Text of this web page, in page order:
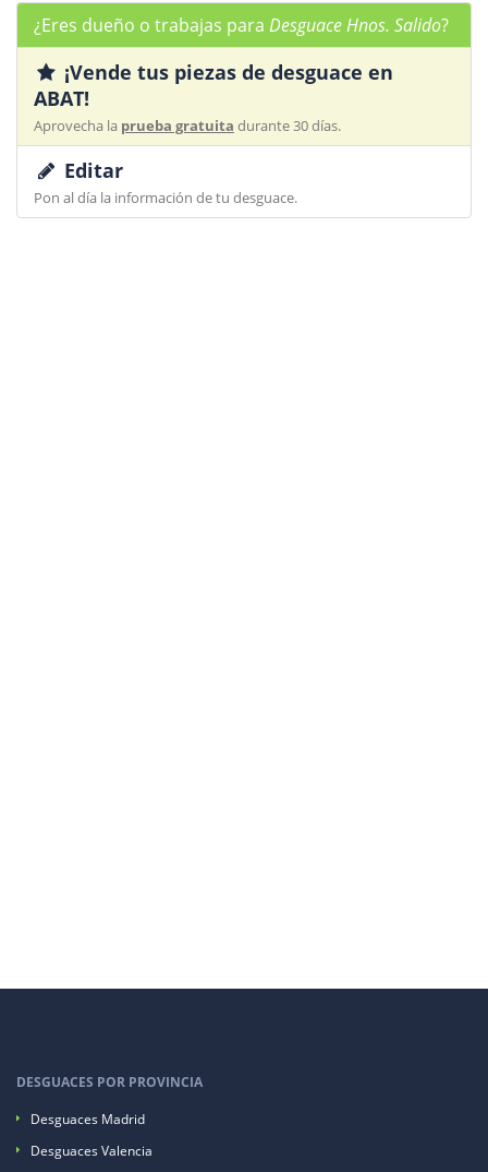
¿Eres dueño o trabajas para Desguace Hnos. Salido?
¡Vende tus piezas de desguace en
ABAT!
Aprovecha la prueba gratuita durante 30 días.
Editar
Pon al día la información de tu desguace.
DESGUACES POR PROVINCIA
Desguaces Madrid
Desguaces Valencia